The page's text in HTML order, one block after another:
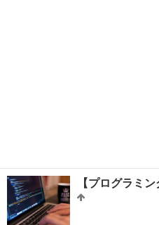
【プログラミ